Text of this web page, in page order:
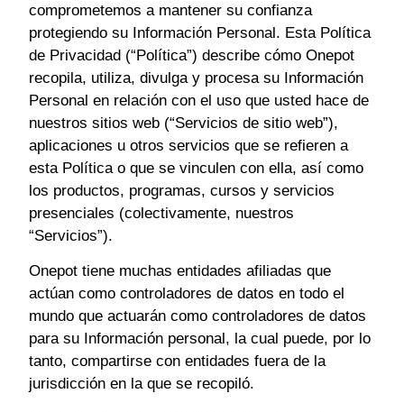
comprometemos a mantener su confianza
protegiendo su Información Personal. Esta Política
de Privacidad (“Política”) describe cómo Onepot
recopila, utiliza, divulga y procesa su Información
Personal en relación con el uso que usted hace de
nuestros sitios web (“Servicios de sitio web”),
aplicaciones u otros servicios que se refieren a
esta Política o que se vinculen con ella, así como
los productos, programas, cursos y servicios
presenciales (colectivamente, nuestros
“Servicios”).
Onepot tiene muchas entidades afiliadas que
actúan como controladores de datos en todo el
mundo que actuarán como controladores de datos
para su Información personal, la cual puede, por lo
tanto, compartirse con entidades fuera de la
jurisdicción en la que se recopiló.